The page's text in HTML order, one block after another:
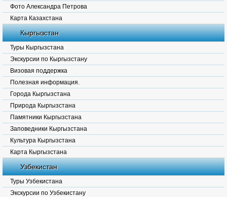
Фото Александра Петрова
Карта Казахстана
Кыргызстан
Туры Кыргызстана
Экскурсии по Кыргызстану
Визовая поддержка
Полезная информация.
Города Кыргызстана
Природа Кыргызстана
Памятники Кыргызстана
Заповедники Кыргызстана
Культура Кыргызстана
Карта Кыргызстана
Узбекистан
Туры Узбекистана
Экскурсии по Узбекистану